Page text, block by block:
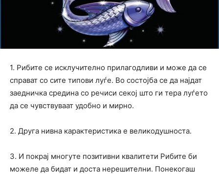
1. Рибите се исклучително прилагодливи и може да се
справат со сите типови луѓе. Во состојба се да најдат
заедничка средина со речиси секој што ги тера луѓето
да се чувствуваат удобно и мирно.
2. Друга нивна карактеристика е великодушноста.
3. И покрај многуте позитивни квалитети Рибите би
можеле да бидат и доста нерешителни. Понекогаш